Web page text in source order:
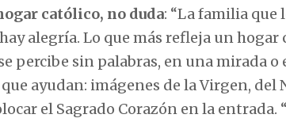
católico, no duda: “La familia que
alegría. Lo que más refleja un
percibe sin palabras, en una mirada o
ayudan: imágenes de la Virgen, del
el Sagrado Corazón en la entrada.